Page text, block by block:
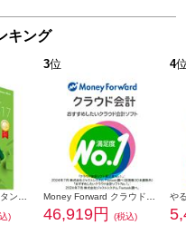
キング
建築みつも郎17【スタンドアロン版】
)
3位
Money Forward クラウド会計 シリアルコード版（2025年）
46,919円
(税込)
4